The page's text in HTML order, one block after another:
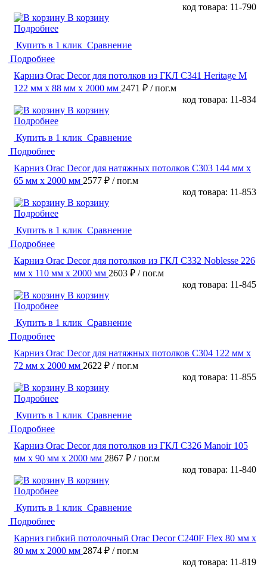
код товара: 11-790
В корзину
Подробнее
Купить в 1 клик Сравнение
Подробнее
Карниз Orac Decor для потолков из ГКЛ C341 Heritage M
122 мм х 88 мм х 2000 мм 2471 ₽ / пог.м
код товара: 11-834
В корзину
Подробнее
Купить в 1 клик Сравнение
Подробнее
Карниз Orac Decor для натяжных потолков C303 144 мм х
65 мм х 2000 мм 2577 ₽ / пог.м
код товара: 11-853
В корзину
Подробнее
Купить в 1 клик Сравнение
Подробнее
Карниз Orac Decor для потолков из ГКЛ C332 Noblesse 226
мм х 110 мм х 2000 мм 2603 ₽ / пог.м
код товара: 11-845
В корзину
Подробнее
Купить в 1 клик Сравнение
Подробнее
Карниз Orac Decor для натяжных потолков C304 122 мм х
72 мм х 2000 мм 2622 ₽ / пог.м
код товара: 11-855
В корзину
Подробнее
Купить в 1 клик Сравнение
Подробнее
Карниз Orac Decor для потолков из ГКЛ C326 Manoir 105
мм х 90 мм х 2000 мм 2867 ₽ / пог.м
код товара: 11-840
В корзину
Подробнее
Купить в 1 клик Сравнение
Подробнее
Карниз гибкий потолочный Orac Decor C240F Flex 80 мм х
80 мм х 2000 мм 2874 ₽ / пог.м
код товара: 11-819